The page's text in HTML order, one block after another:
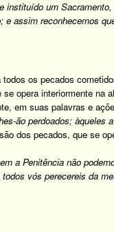
um
assim reconhecemos
os pecados
opera interiormente na
em suas palavras e
ão perdoados; àqueles
dos pecados, que se
a Penitência não
vós perecereis da